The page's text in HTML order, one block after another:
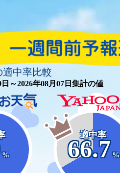
中率比較
～2026年08月07日集計の値
%
適中率
66.7
%